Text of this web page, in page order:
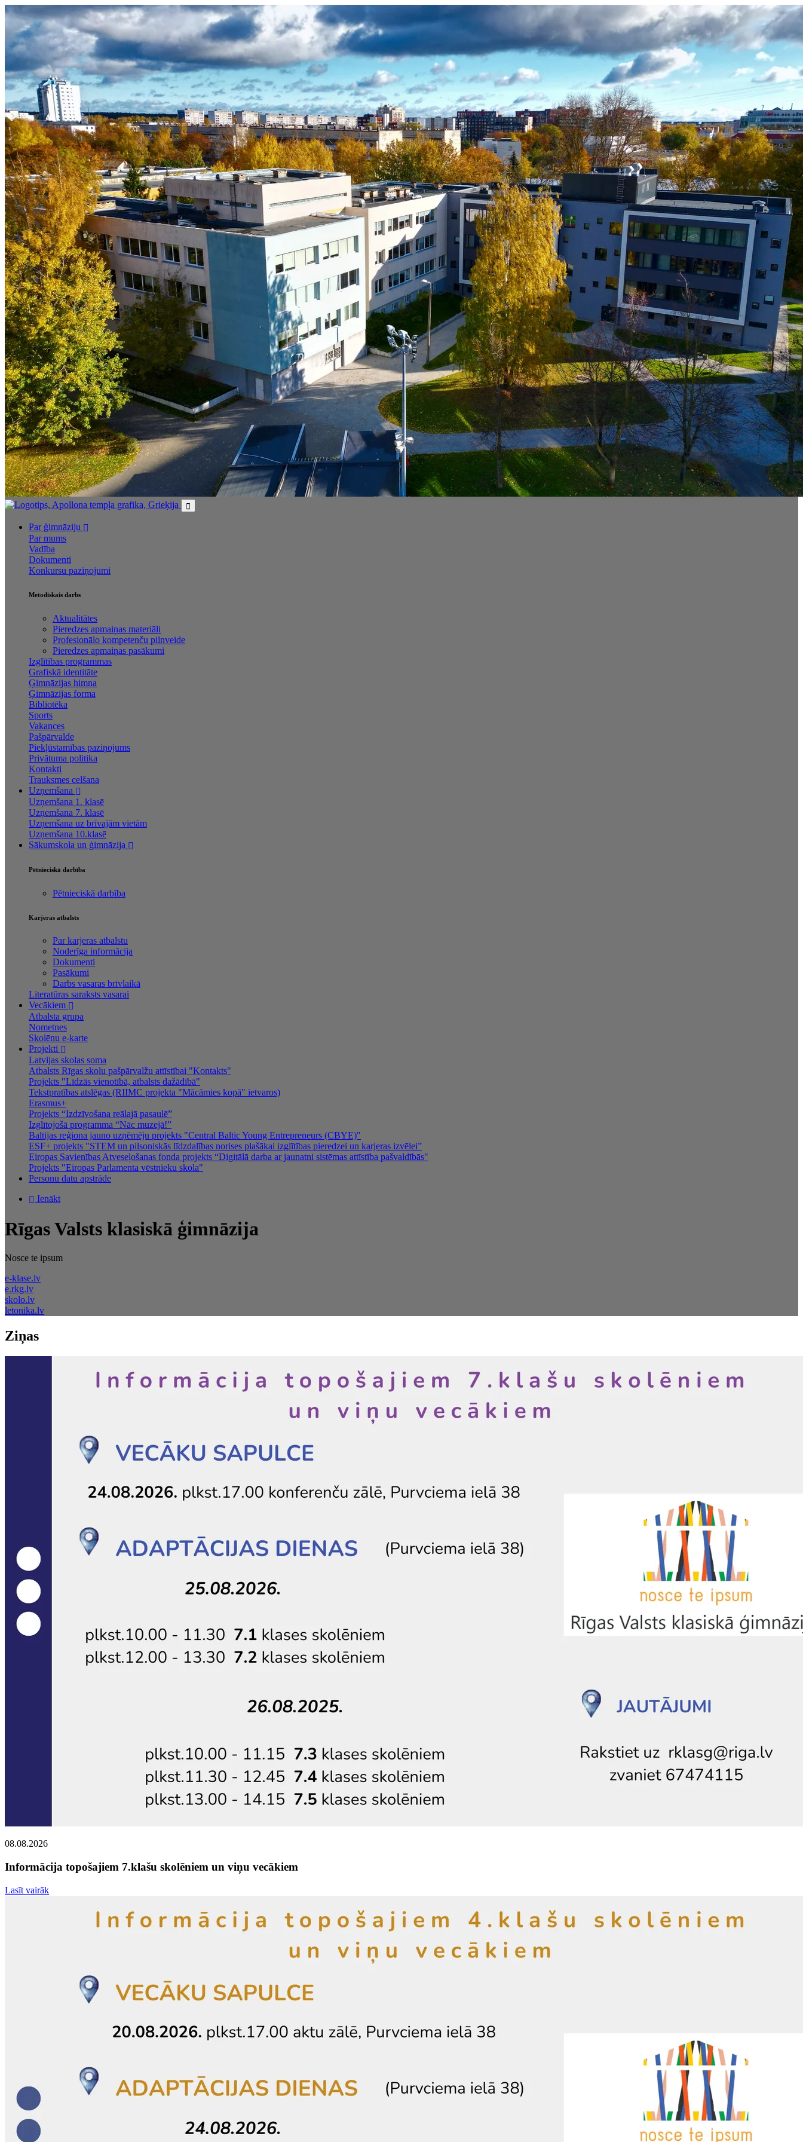
Par ģimnāziju
Par mums
Vadība
Dokumenti
Konkursu paziņojumi
Metodiskais darbs
Aktualitātes
Pieredzes apmaiņas materiāli
Profesionālo kompetenču pilnveide
Pieredzes apmaiņas pasākumi
Izglītības programmas
Grafiskā identitāte
Ģimnāzijas himna
Ģimnāzijas forma
Bibliotēka
Sports
Vakances
Pašpārvalde
Piekļūstamības paziņojums
Privātuma politika
Kontakti
Trauksmes celšana
Uzņemšana
Uzņemšana 1. klasē
Uzņemšana 7. klasē
Uzņemšana uz brīvajām vietām
Uzņemšana 10.klasē
Sākumskola un ģimnāzija
Pētnieciskā darbība
Pētnieciskā darbība
Karjeras atbalsts
Par karjeras atbalstu
Noderīga informācija
Dokumenti
Pasākumi
Darbs vasaras brīvlaikā
Literatūras saraksts vasarai
Vecākiem
Atbalsta grupa
Nometnes
Skolēnu e-karte
Projekti
Latvijas skolas soma
Atbalsts Rīgas skolu pašpārvalžu attīstībai "Kontakts"
Projekts "Līdzās vienotībā, atbalsts dažādībā"
Tekstpratības atslēgas (RIIMC projekta "Mācāmies kopā" ietvaros)
Erasmus+
Projekts “Izdzīvošana reālajā pasaulē”
Izglītojošā programma “Nāc muzejā!”
Baltijas reģiona jauno uzņēmēju projekts "Central Baltic Young Entrepreneurs (CBYE)"
ESF+ projekts "STEM un pilsoniskās līdzdalības norises plašākai izglītības pieredzei un karjeras izvēlei”
Eiropas Savienības Atveseļošanas fonda projekts “Digitālā darba ar jaunatni sistēmas attīstība pašvaldībās"
Projekts "Eiropas Parlamenta vēstnieku skola"
Personu datu apstrāde
Ienākt
Rīgas Valsts klasiskā ģimnāzija
Nosce te ipsum
e-klase.lv
e.rkg.lv
skolo.lv
letonika.lv
Ziņas
08.08.2026
Informācija topošajiem 7.klašu skolēniem un viņu vecākiem
Lasīt vairāk